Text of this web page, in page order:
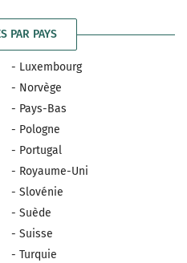
PAR PAYS
- Luxembourg
- Norvège
- Pays-Bas
- Pologne
- Portugal
- Royaume-Uni
- Slovénie
- Suède
- Suisse
- Turquie